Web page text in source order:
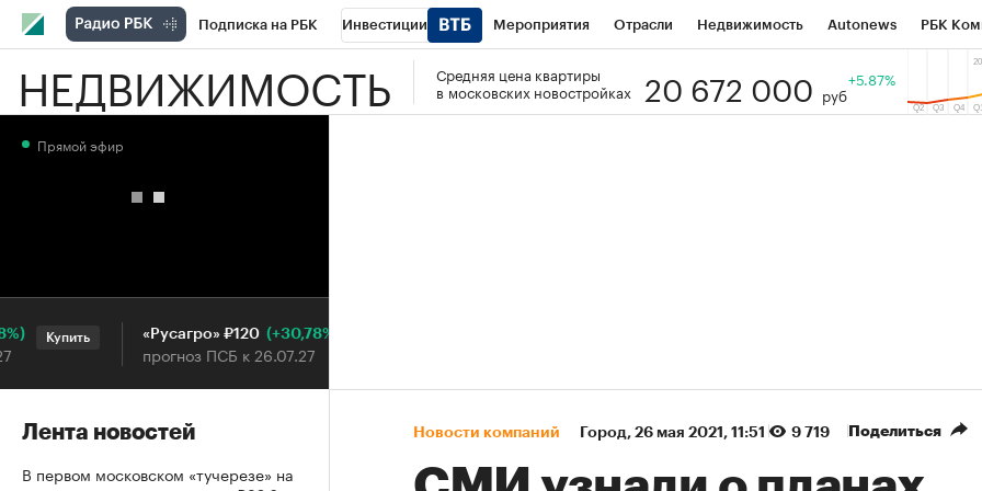
Подписка на РБК Инвестиции Мероприятия Отрасли Недвижимость Autonews РБК
РБК Вино Спорт Школа управления РБК РБК Образование Тренды
НЕДВИЖИМОСТЬ
Средняя цена квартиры
в московских новостройках
20 672 000 руб
+5.87%
Новости компаний Город⁠, 26 мая 2021, 11:51 9 719 Поделиться
Прямой эфир
Купить «Русагро» ₽120 (+30,78%)
прогноз ПСБ к 26.07.27
Лента новостей
В первом московском «тучерезе» на